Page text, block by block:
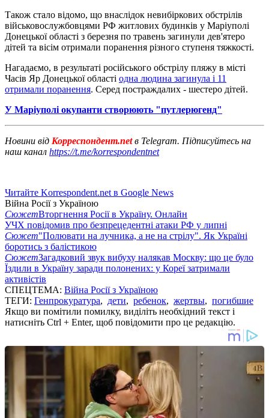
Також стало відомо, що внаслідок невибіркових обстрілів
військовослужбовцями РФ житлових будинків у Маріуполі
Донецької області з березня по травень загинули дев'ятеро
дітей та вісім отримали поранення різного ступеня тяжкості.
Нагадаємо, в результаті російського обстрілу пляжу в місті
Часів Яр Донецької області одна людина загинула і 11
отримали поранення. Серед постраждалих - шестеро дітей.
У Маріуполі окупанти створюють "путлерюгенд"
Новини від Корреспондент.netв Telegram. Підписуйтесь на
наш канал https://t.me/korrespondentnet
Читайте Korrespondent.net в Google News
Війна Росії з Україною
СюжетВторгнення Росії в Україну. Онлайн
УЧХ повідомив про безпрецедентні атаки РФ у липні
Сюжет"Полювати на лучника, а не на стрілу". Як Україні
боротись з балістикою
СюжетЗагадковий звук вибуху налякав Москву: що це було
Їздили в Україну заради полонених: у Кореї затримали
активістів
СПЕЦТЕМА: Війна Росії з Україною
ТЕГИ: Генпрокуратура, дети, ребенок, жертвы, погибшие
Якщо ви помітили помилку, виділіть необхідний текст і
натисніть Ctrl + Enter, щоб повідомити про це редакцію.